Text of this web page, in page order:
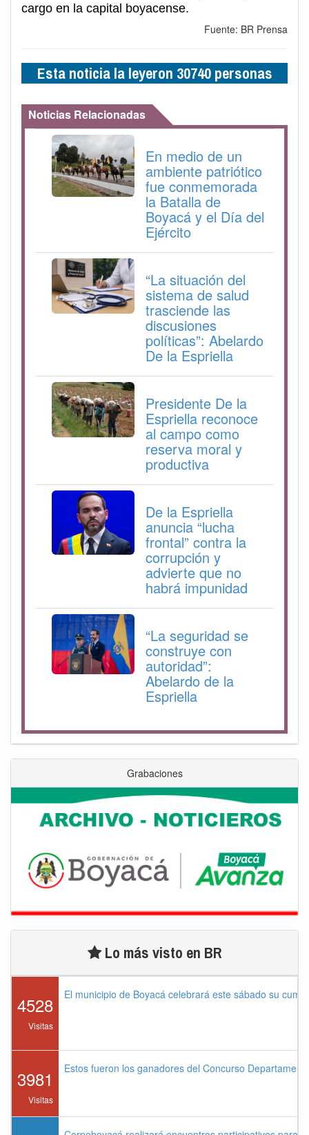
cargo en la capital boyacense.
Fuente: BR Prensa
Esta noticia la leyeron 30740 personas
Noticias Relacionadas
En medio de un
ambiente patriótico
fue conmemorada
la Batalla de
Boyacá y el Día del
Ejército
“La situación del
sistema de salud
trasciende las
discusiones
políticas”: Abelardo
De la Espriella
Presidente De la
Espriella reconoce
al campo como
reserva moral y
productiva
De la Espriella
anuncia “lucha
frontal” contra la
corrupción y
advierte que no
habrá impunidad
“La seguridad se
construye con
autoridad”:
Abelardo de la
Espriella
Grabaciones
Lo más visto en BR
4528
Visitas
El municipio de Boyacá celebrará este sábado su
3981
Visitas
Estos fueron los ganadores del Concurso